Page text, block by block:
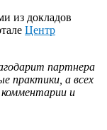
из докладов
Центр
партнера
практики, а всех
и